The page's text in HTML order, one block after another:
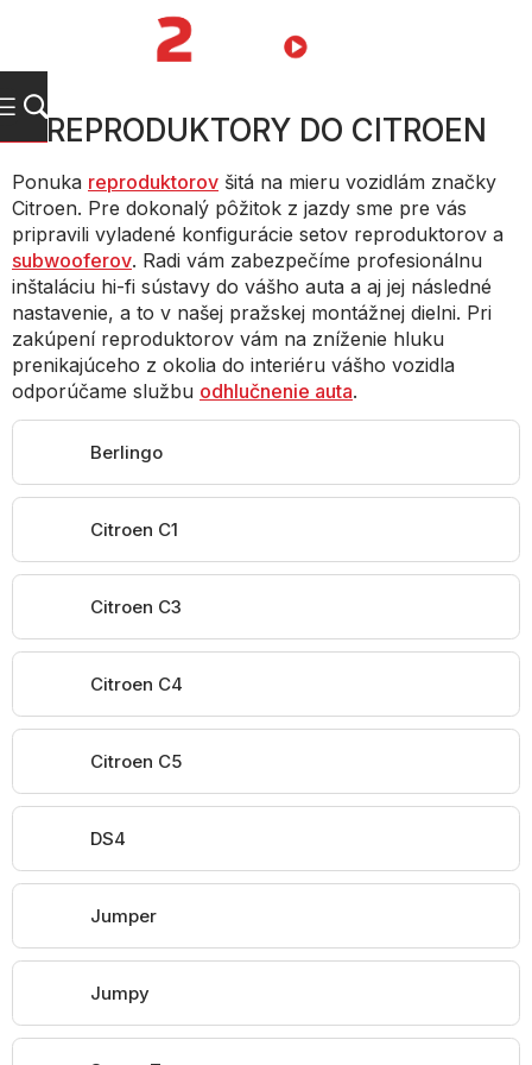
REPRODUKTORY DO CITROEN
Ponuka reproduktorov šitá na mieru vozidlám značky
Citroen. Pre dokonalý pôžitok z jazdy sme pre vás
pripravili vyladené konfigurácie setov reproduktorov a
subwooferov. Radi vám zabezpečíme profesionálnu
inštaláciu hi-fi sústavy do vášho auta a aj jej následné
nastavenie, a to v našej pražskej montážnej dielni. Pri
zakúpení reproduktorov vám na zníženie hluku
prenikajúceho z okolia do interiéru vášho vozidla
odporúčame službu odhlučnenie auta.
Berlingo
Citroen C1
Citroen C3
Citroen C4
Citroen C5
DS4
Jumper
Jumpy